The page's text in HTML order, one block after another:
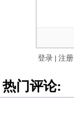
登录 | 注册
热门评论: